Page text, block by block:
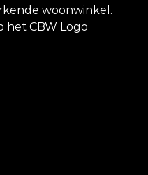
woonwinkel.
het CBW Logo